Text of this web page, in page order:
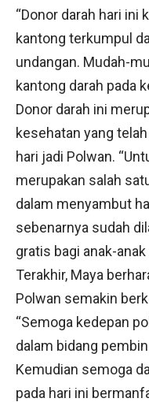
“Donor darah hari ini
kantong terkumpul
undangan. Mudah-
kantong darah pada
Donor darah ini
kesehatan yang
hari jadi Polwan.
merupakan salah
dalam menyambut
sebenarnya sudah
gratis bagi anak-
Terakhir, Maya
Polwan semakin
“Semoga kedepan
dalam bidang
Kemudian semoga
pada hari ini